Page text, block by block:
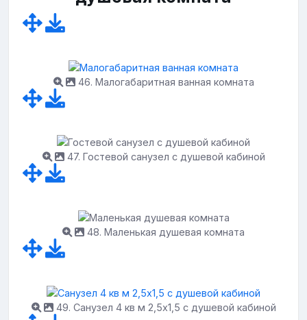
46. Малогабаритная ванная комната
47. Гостевой санузел с душевой кабиной
48. Маленькая душевая комната
49. Санузел 4 кв м 2,5х1,5 с душевой кабиной